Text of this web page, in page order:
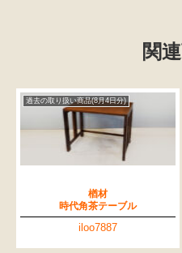
関
過去の取り扱い商品(8月4日分)
楢材
時代角茶テーブル
iloo7887